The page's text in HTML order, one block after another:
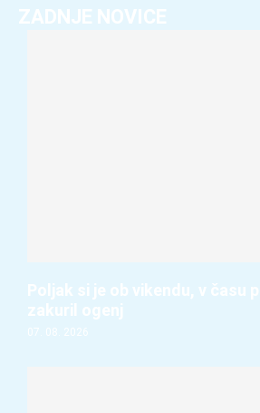
ZADNJE NOVICE
Poljak si je ob vikendu, v času
zakuril ogenj
07. 08. 2026